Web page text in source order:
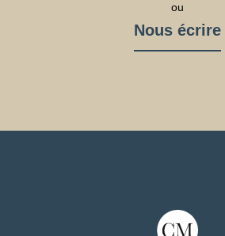
ou
Nous écrire